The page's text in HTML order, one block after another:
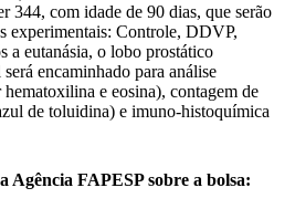
344, com idade de 90 dias, que serão
experimentais: Controle, DDVP,
eutanásia, o lobo prostático
encaminhado para análise
e eosina), contagem de
de toluidina) e imuno-histoquímica
Agência FAPESP sobre a bolsa: